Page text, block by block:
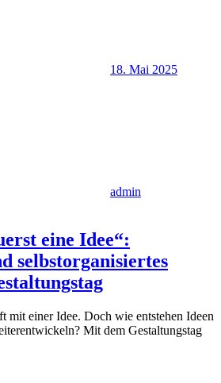
18. Mai 2025
admin
eine Idee“:
selbstorganisiertes
mit einer Idee. Doch wie entstehen Ideen
Mit dem Gestaltungstag